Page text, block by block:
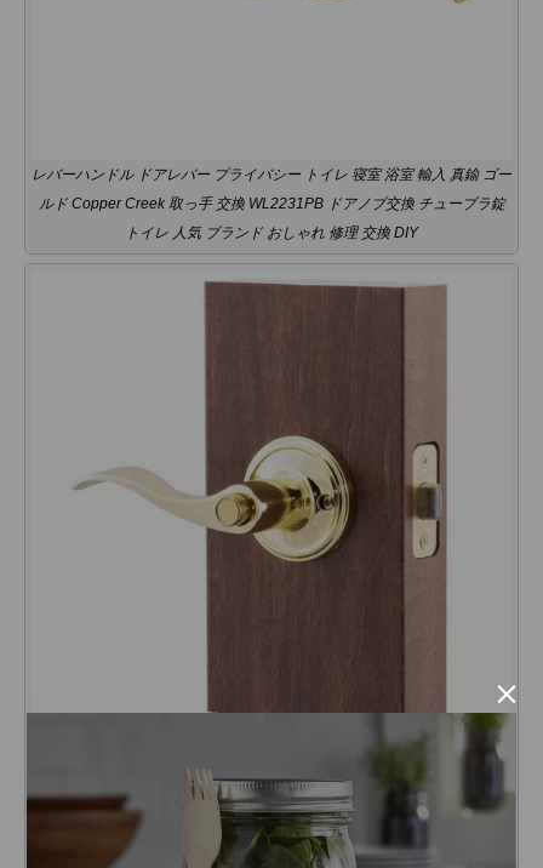
レバーハンドル ドアレバー プライバシー トイレ 寝室 浴室 輸入 真鍮 ゴー
ルド Copper Creek 取っ手 交換 WL2231PB ドアノブ交換 チューブラ錠
トイレ 人気 ブランド おしゃれ 修理 交換 DIY
人気 ポリッシュド ブラス 真鍮製 輸入 ドアレバー ゴールドドアノブ レバ
ーハンドル ドアレバー プライバシー トイレ 寝室 浴室 輸入 真鍮 ゴールド
Copper Creek 取っ手 交換 WL2231PB ドアノブ交換 チューブラ錠 トイ
レ 人気 ブランド おしゃれ 修理 交換 DIY
